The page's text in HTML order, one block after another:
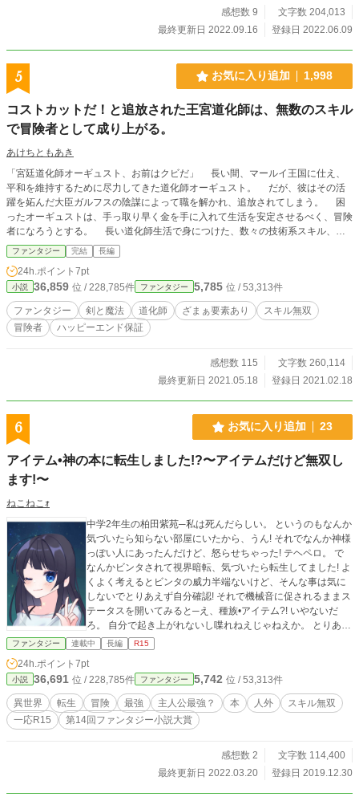
感想数 9
文字数 204,013
最終更新日 2022.09.16
登録日 2022.06.09
5 お気に入り追加 1,998
コストカットだ！と追放された王宮道化師は、無数のスキル
で冒険者として成り上がる。
あけちともあき
「宮廷道化師オーギュスト、お前はクビだ」 長い間、マールイ王国に仕え、
平和を維持するために尽力してきた道化師オーギュスト。 だが、彼はその活
躍を妬んだ大臣ガルフスの陰謀によって職を解かれ、追放されてしまう。 困
ったオーギュストは、手っ取り早く金を手に入れて生活を安定させるべく、冒険
者になろうとする。 長い道化師生活で身につけた、数々の技術系スキル、知
識系スキル、そしてコネクション。 それはどんな難関も突破し、どんな謎も
明らかにする。 その活躍は、まさに万能！ 死神と呼ばれた凄腕の女戦士を
相棒に、オーギュストはあっという間に、冒険者たちの中から頭角を現し、成り
上がっていく。 一方、国の要であったオーギュストを失ったマールイ王国。
大臣一派は次々と問題を起こし、あるいは起こる事態に対応ができない。
その方法も、人脈も、全てオーギュストが担当していたのだ。 かくしてマー
ルイ王国は傾き、転げ落ちていく。 目次 連載中 全21話 2021年2月17日 23:39
ファンタジー 完結 長編
24h.ポイント 7pt
小説 36,859 位 / 228,785件 ファンタジー 5,785 位 / 53,313件
ファンタジー 剣と魔法 道化師 ざまぁ要素あり
スキル無双
冒険者
ハッピーエンド保証
感想数 115
文字数 260,114
最終更新日 2021.05.18
登録日 2021.02.18
6 お気に入り追加 23
アイテム•神の本に転生しました!?〜アイテムだけど無双し
ます!〜
ねこねこｫ
中学2年生の柏田紫苑─私は死んだらしい。 というのもなんか
気づいたら知らない部屋にいたから、うん! それでなんか神様
っぽい人にあったんだけど、怒らせちゃった! テヘペロ。 で
なんかビンタされて視界暗転、気づいたら転生してました! よ
くよく考えるとビンタの威力半端ないけど、そんな事は気に
しないでとりあえず自分確認! それで機械音に促されるままス
テータスを開いてみると─え、種族•アイテム?! いやないだ
ろ。 自分で起き上がれないし喋れねえじゃねえか。 とりあえ
ず人化、今いる迷宮を脱出して仲間を探しにでかけますよ!
ファンタジー 連載中 長編 R15
24h.ポイント 7pt
小説 36,691 位 / 228,785件 ファンタジー 5,742 位 / 53,313件
異世界 転生 冒険 最強 主人公最強？ 本 人外
スキル無双
一応R15
第14回ファンタジー小説大賞
感想数 2
文字数 114,400
最終更新日 2022.03.20
登録日 2019.12.30